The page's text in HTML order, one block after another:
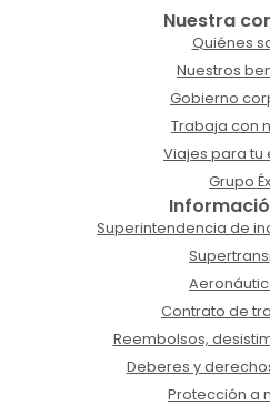
Nuestra
Quiénes
Nuestros
Gobierno
Trabaja con
Viajes para tu
Grupo
Superintendencia de
Contrato de
Reembolsos,
Deberes y
Protección a